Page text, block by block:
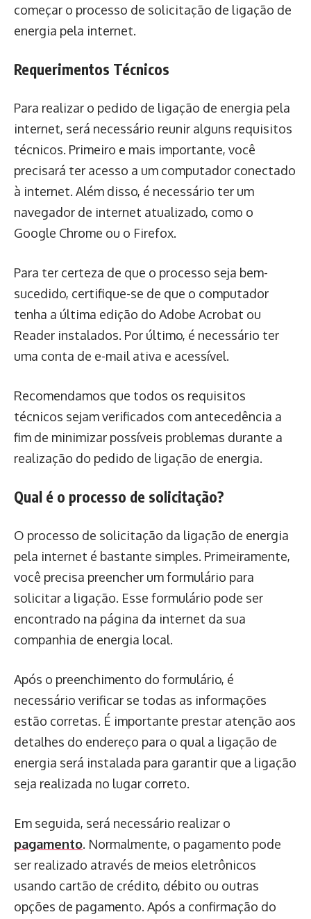
começar o processo de solicitação de ligação de
energia pela internet.
Requerimentos Técnicos
Para realizar o pedido de ligação de energia pela
internet, será necessário reunir alguns requisitos
técnicos. Primeiro e mais importante, você
precisará ter acesso a um computador conectado
à internet. Além disso, é necessário ter um
navegador de internet atualizado, como o
Google Chrome ou o Firefox.
Para ter certeza de que o processo seja bem-
sucedido, certifique-se de que o computador
tenha a última edição do Adobe Acrobat ou
Reader instalados. Por último, é necessário ter
uma conta de e-mail ativa e acessível.
Recomendamos que todos os requisitos
técnicos sejam verificados com antecedência a
fim de minimizar possíveis problemas durante a
realização do pedido de ligação de energia.
Qual é o processo de solicitação?
O processo de solicitação da ligação de energia
pela internet é bastante simples. Primeiramente,
você precisa preencher um formulário para
solicitar a ligação. Esse formulário pode ser
encontrado na página da internet da sua
companhia de energia local.
Após o preenchimento do formulário, é
necessário verificar se todas as informações
estão corretas. É importante prestar atenção aos
detalhes do endereço para o qual a ligação de
energia será instalada para garantir que a ligação
seja realizada no lugar correto.
Em seguida, será necessário realizar o
pagamento. Normalmente, o pagamento pode
ser realizado através de meios eletrônicos
usando cartão de crédito, débito ou outras
opções de pagamento. Após a confirmação do